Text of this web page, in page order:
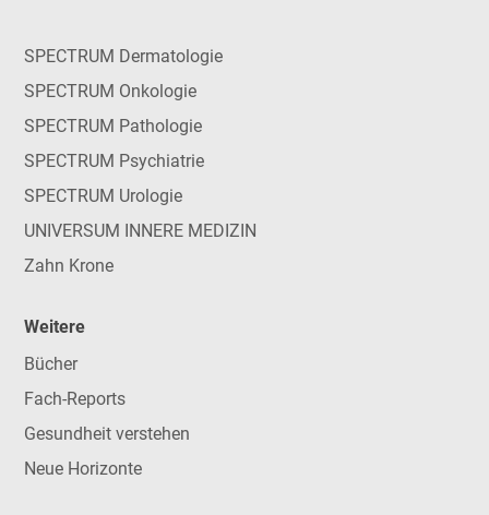
SPECTRUM Dermatologie
SPECTRUM Onkologie
SPECTRUM Pathologie
SPECTRUM Psychiatrie
SPECTRUM Urologie
UNIVERSUM INNERE MEDIZIN
Zahn Krone
Weitere
Bücher
Fach-Reports
Gesundheit verstehen
Neue Horizonte